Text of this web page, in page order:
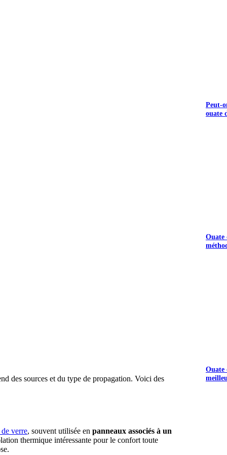
des sources et du type de propagation. Voici des
verre, souvent utilisée en panneaux associés à un
thermique intéressante pour le confort toute
Peut-
ouate
Ouate
Ouate